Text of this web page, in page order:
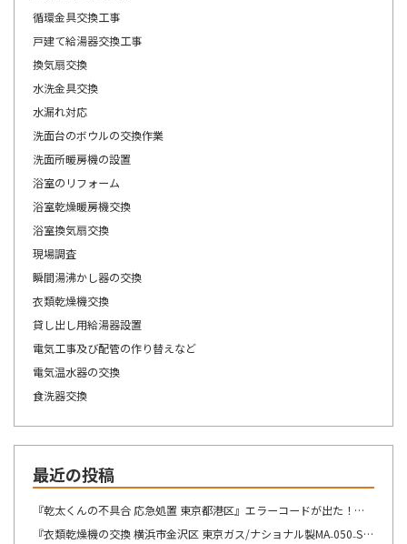
循環金具交換工事
戸建て給湯器交換工事
換気扇交換
水洗金具交換
水漏れ対応
洗面台のボウルの交換作業
洗面所暖房機の設置
浴室のリフォーム
浴室乾燥暖房機交換
浴室換気扇交換
現場調査
瞬間湯沸かし器の交換
衣類乾燥機交換
貸し出し用給湯器設置
電気工事及び配管の作り替えなど
電気温水器の交換
食洗器交換
最近の投稿
『乾太くんの不具合 応急処置 東京都港区』エラーコードが出た！！！
『衣類乾燥機の交換 横浜市金沢区 東京ガス/ナショナル製MA₋050₋ST→リンナイ製RDT-54S-SV へ交換』想像が出来ないですね・・・